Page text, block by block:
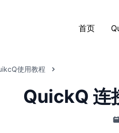
首页
使用教程
QuickQ 连